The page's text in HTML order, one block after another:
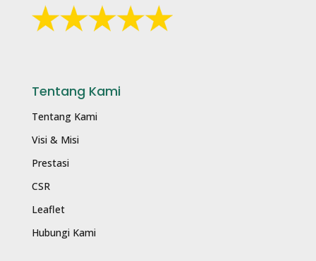
Tentang Kami
Tentang Kami
Visi & Misi
Prestasi
CSR
Leaflet
Hubungi Kami